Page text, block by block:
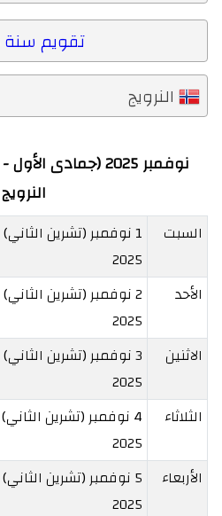
تقويم سنة 2025
النرويج
النرويج
السبت
1 نوفمبر (تشرين الثاني)
2025
الأحد
2 نوفمبر (تشرين الثاني)
2025
الاثنين
3 نوفمبر (تشرين الثاني)
2025
الثلاثاء
4 نوفمبر (تشرين الثاني)
2025
الأربعاء
5 نوفمبر (تشرين الثاني)
2025